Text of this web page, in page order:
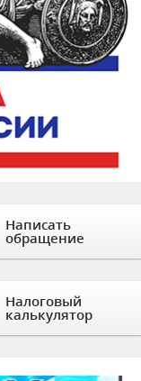
Написать
обращение
Налоговый
калькулятор